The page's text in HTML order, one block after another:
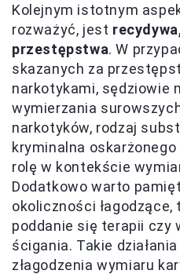
Kolejnym istotnym
rozważyć, jest
przestępstwa. W
skazanych za
narkotykami, sędziowie
wymierzania
narkotyków, rodzaj
kryminalna
rolę w kontekście
Dodatkowo warto
okoliczności
poddanie się terapii czy
ścigania. Takie
złagodzenia wymiaru